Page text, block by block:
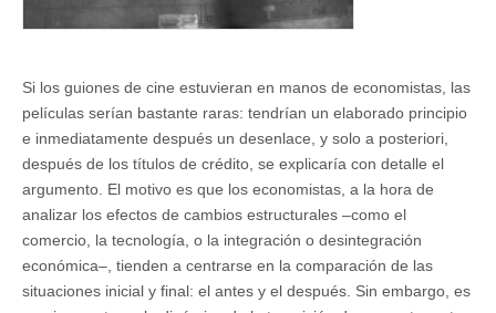
Si los guiones de cine estuvieran en manos de economistas, las
películas serían bastante raras: tendrían un elaborado principio
e inmediatamente después un desenlace, y solo a posteriori,
después de los títulos de crédito, se explicaría con detalle el
argumento. El motivo es que los economistas, a la hora de
analizar los efectos de cambios estructurales –como el
comercio, la tecnología, o la integración o desintegración
económica–, tienden a centrarse en la comparación de las
situaciones inicial y final: el antes y el después. Sin embargo, es